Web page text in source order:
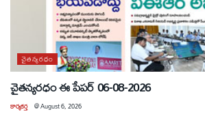
చైతన్యరధం
చైతన్యరధం ఈ పేపర్ 06-08-2026
కార్యకర్త @August 6, 2026